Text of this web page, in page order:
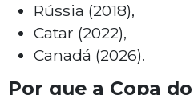
Rússia (2018),
Catar (2022),
Canadá (2026).
Por que a Copa